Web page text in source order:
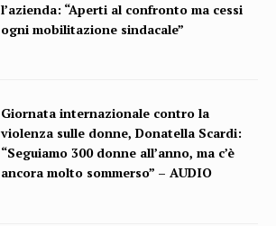
l’azienda: “Aperti al confronto ma cessi
ogni mobilitazione sindacale”
Giornata internazionale contro la
violenza sulle donne, Donatella Scardi:
“Seguiamo 300 donne all’anno, ma c’è
ancora molto sommerso” – AUDIO